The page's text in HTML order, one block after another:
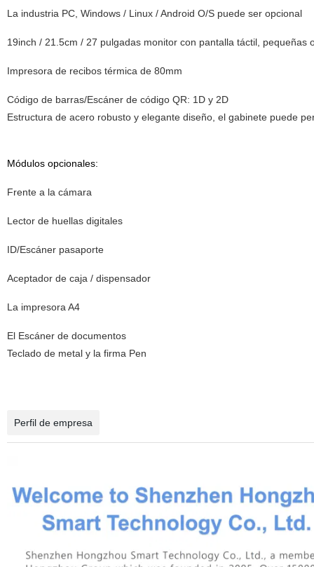
La industria PC, Windows / Linux / Android O/S puede ser opcional
19inch / 21.5cm / 27 pulgadas monitor con pantalla táctil, pequeñas
Impresora de recibos térmica de 80mm
Código de barras/Escáner de código QR: 1D y 2D
Estructura de acero robusto y elegante diseño, el gabinete puede
Módulos opcionales:
Frente a la cámara
Lector de huellas digitales
ID/Escáner pasaporte
Aceptador de caja / dispensador
La impresora A4
El Escáner de documentos
Teclado de metal y la firma Pen
Perfil de empresa